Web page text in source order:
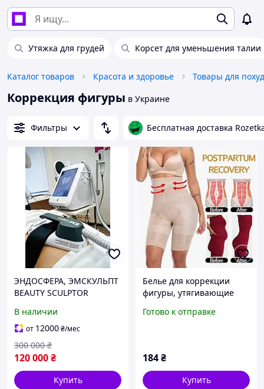
Утяжка для грудей Корсет для уменьшения талии
Каталог товаров Красота и здоровье Товары для
Коррекция фигуры в Украине
Фильтры Бесплатная доставка
ЭНДОСФЕРА, ЭМСКУЛЬПТ
BEAUTY SCULPTOR
фигуры р-слик, ЭМС
EMSCULPT BEAUTY
SCULPTOR
В наличии
от 12000₴/мес
120 000₴
300 000 ₴
Купить
Белье для коррекции
фигуры, утягивающие
Lift body размер M
Готово к отправке
184₴
Купить